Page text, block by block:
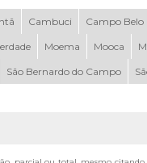
Cambuci Campo Belo
Moema Mooca
São Bernardo do Campo